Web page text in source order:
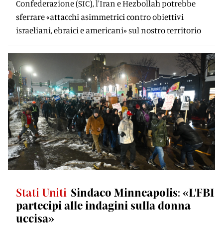
Confederazione (SIC), l'Iran e Hezbollah potrebbe
sferrare «attacchi asimmetrici contro obiettivi
israeliani, ebraici e americani» sul nostro territorio
Stati Uniti Sindaco Minneapolis: «L'FBI
partecipi alle indagini sulla donna
uccisa»